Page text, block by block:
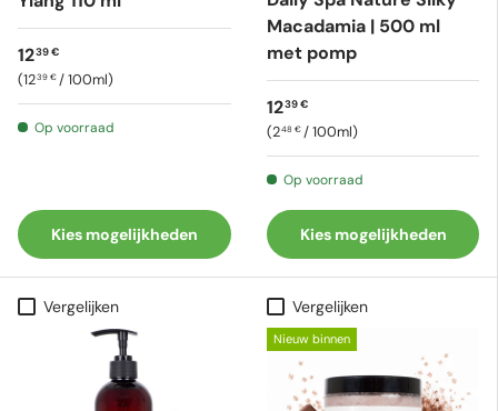
Reguliere prijs
1239 €
Eenheid prijs
1239 € /100ml
Op voorraad
Kies mogelijkheden
Macadamia | 500 ml
met pomp
Reguliere prijs
1239 €
Eenheid prijs
248 € /100ml
Op voorraad
Kies mogelijkheden
Vergelijken Vergelijken
Nieuw binnen